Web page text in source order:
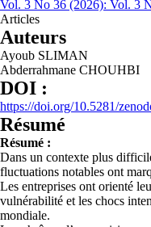
Vol. 3 No 36 (2026): Vol. 3
Articles
Auteurs
Ayoub SLIMAN
Abderrahmane CHOUHBI
DOI :
https://doi.org/10.5281/
Résumé
Résumé :
Dans un contexte plus
fluctuations notables ont
Les entreprises ont orienté
vulnérabilité et les chocs
mondiale.